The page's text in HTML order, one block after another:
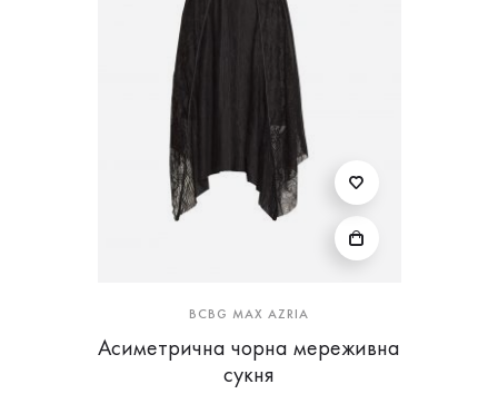
BCBG MAX AZRIA
Асиметрична чорна мереживна
сукня